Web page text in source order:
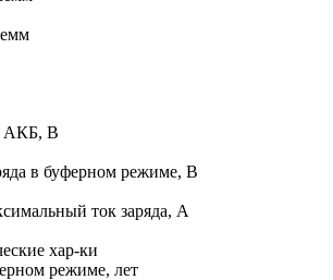
АКБ, В
в буферном режиме, В
ток заряда, А
хар-ки
режиме, лет